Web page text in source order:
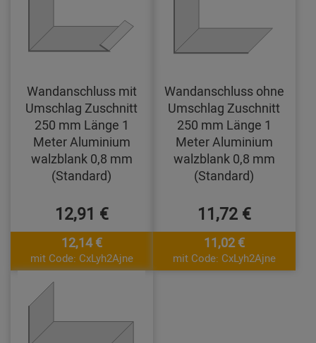
Wandanschluss mit
Umschlag Zuschnitt
250 mm Länge 1
Meter Aluminium
walzblank 0,8 mm
(Standard)
12,91 €
12,14 €
mit Code: CxLyh2Ajne
Wandanschluss ohne
Umschlag Zuschnitt
250 mm Länge 1
Meter Aluminium
walzblank 0,8 mm
(Standard)
11,72 €
11,02 €
mit Code: CxLyh2Ajne